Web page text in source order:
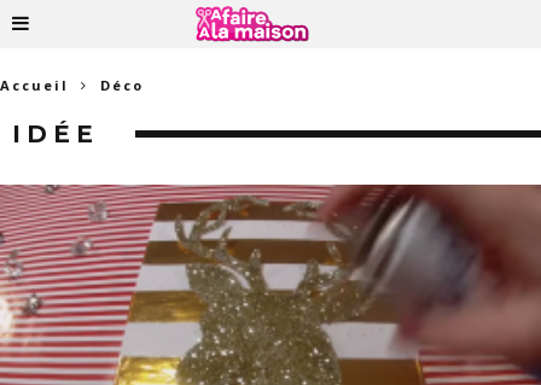
Accueil Déco
IDÉE